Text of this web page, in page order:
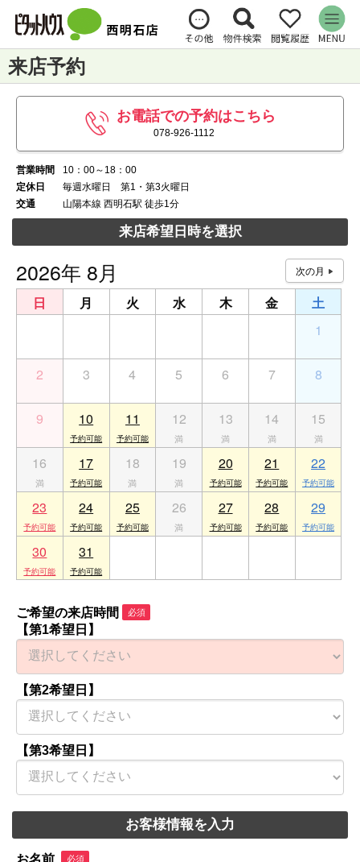
来店予約
お電話での予約はこちら
078-926-1112
営業時間
10：00～18：00
定休日
毎週水曜日 第1・第3火曜日
交通
山陽本線 西明石駅 徒歩1分
来店希望日時を選択
2026年 8月
日 月 火 水 木 金
土
1
2 3 4 5 6 7 8
9 10 11 12 13 14 15
16 17 18 19 20 21 22
23 24 25 26 27 28 29
30 31
ご希望の来店時間 必須
【第1希望日】
【第2希望日】
【第3希望日】
お客様情報を入力
お名前 必須